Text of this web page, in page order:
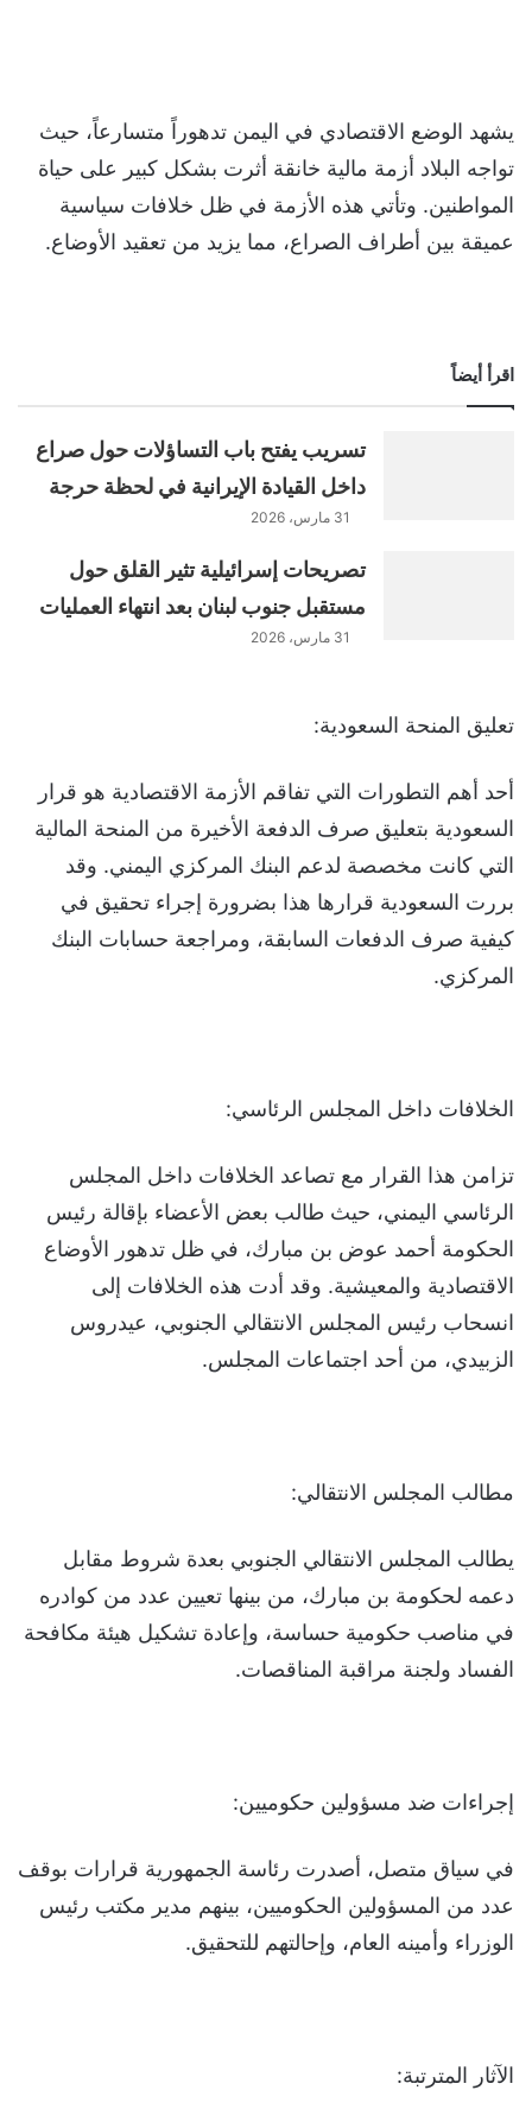
يشهد الوضع الاقتصادي في اليمن تدهوراً متسارعاً، حيث
تواجه البلاد أزمة مالية خانقة أثرت بشكل كبير على حياة
المواطنين. وتأتي هذه الأزمة في ظل خلافات سياسية
عميقة بين أطراف الصراع، مما يزيد من تعقيد الأوضاع.
اقرأ أيضاً
تسريب يفتح باب التساؤلات حول صراع
داخل القيادة الإيرانية في لحظة حرجة
31 مارس، 2026
تصريحات إسرائيلية تثير القلق حول
مستقبل جنوب لبنان بعد انتهاء العمليات
31 مارس، 2026
تعليق المنحة السعودية:
أحد أهم التطورات التي تفاقم الأزمة الاقتصادية هو قرار
السعودية بتعليق صرف الدفعة الأخيرة من المنحة المالية
التي كانت مخصصة لدعم البنك المركزي اليمني. وقد
بررت السعودية قرارها هذا بضرورة إجراء تحقيق في
كيفية صرف الدفعات السابقة، ومراجعة حسابات البنك
المركزي.
الخلافات داخل المجلس الرئاسي:
تزامن هذا القرار مع تصاعد الخلافات داخل المجلس
الرئاسي اليمني، حيث طالب بعض الأعضاء بإقالة رئيس
الحكومة أحمد عوض بن مبارك، في ظل تدهور الأوضاع
الاقتصادية والمعيشية. وقد أدت هذه الخلافات إلى
انسحاب رئيس المجلس الانتقالي الجنوبي، عيدروس
الزبيدي، من أحد اجتماعات المجلس.
مطالب المجلس الانتقالي:
يطالب المجلس الانتقالي الجنوبي بعدة شروط مقابل
دعمه لحكومة بن مبارك، من بينها تعيين عدد من كوادره
في مناصب حكومية حساسة، وإعادة تشكيل هيئة مكافحة
الفساد ولجنة مراقبة المناقصات.
إجراءات ضد مسؤولين حكوميين:
في سياق متصل، أصدرت رئاسة الجمهورية قرارات بوقف
عدد من المسؤولين الحكوميين، بينهم مدير مكتب رئيس
الوزراء وأمينه العام، وإحالتهم للتحقيق.
الآثار المترتبة: